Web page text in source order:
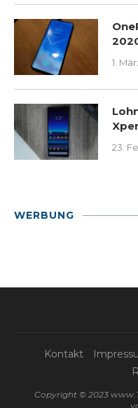
1.
23.
WERBUNG
Kontakt
Copyright © 2023